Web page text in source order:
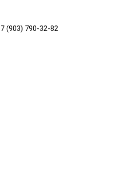
(903) 790-32-82